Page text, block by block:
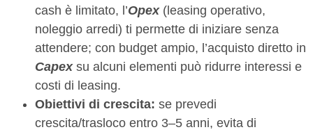
cash è limitato, l’Opex(leasing operativo,
noleggio arredi) ti permette di iniziare senza
attendere; con budget ampio, l’acquisto diretto in
Capex su alcuni elementi può ridurre interessi e
costi di leasing.
Obiettivi di crescita: se prevedi
crescita/trasloco entro 3–5 anni, evita di